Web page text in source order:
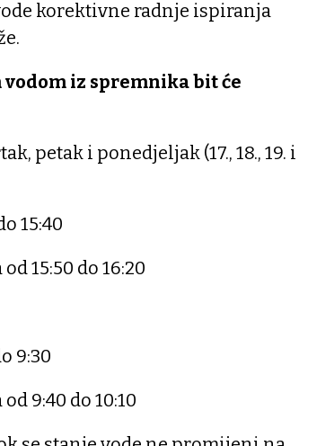
korektivne radnje ispiranja
iz spremnika bit će
petak i ponedjeljak (17., 18., 19. i
15:40
15:50 do 16:20
9:30
9:40 do 10:10